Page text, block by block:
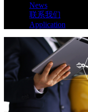
News
联系我们
Application